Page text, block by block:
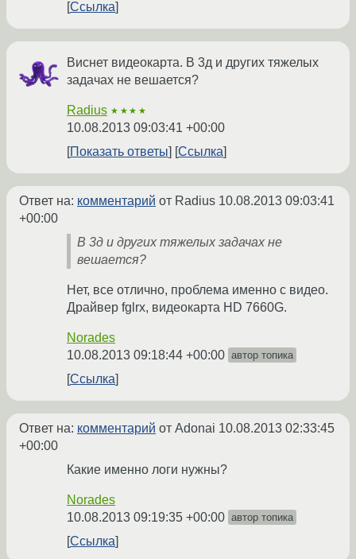
Ссылка
Виснет видеокарта. В 3д и других тяжелых
задачах не вешается?
Radius ★★★★
10.08.2013 09:03:41 +00:00
Показать ответы
Ссылка
Ответ на: комментарий от Radius 10.08.2013 09:03:41
+00:00
В 3д и других тяжелых задачах не
вешается?
Нет, все отлично, проблема именно с видео.
Драйвер fglrx, видеокарта HD 7660G.
Norades
10.08.2013 09:18:44 +00:00 автор топика
Ссылка
Ответ на: комментарий от Adonai 10.08.2013 02:33:45
+00:00
Какие именно логи нужны?
Norades
10.08.2013 09:19:35 +00:00 автор топика
Ссылка